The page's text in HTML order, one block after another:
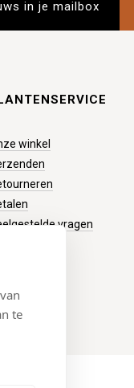
te
winkel
vragen